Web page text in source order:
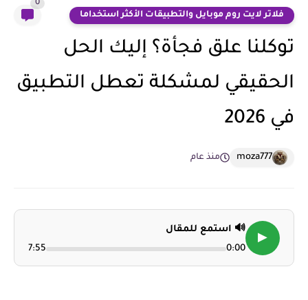
فلاتر لايت روم موبايل والتطبيقات الأكثر استخداما
0
توكلنا علق فجأة؟ إليك الحل
الحقيقي لمشكلة تعطل التطبيق
في 2026
moza777 منذ عام
▶
🔊 استمع للمقال
0:00
7:55